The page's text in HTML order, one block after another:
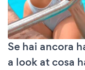
Se hai ancora
a look at cosa